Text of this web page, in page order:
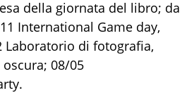
della giornata del libro; da
International Game day,
Laboratorio di fotografia,
08/05